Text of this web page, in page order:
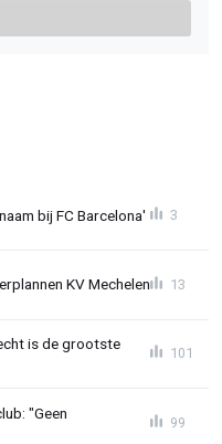
bij FC Barcelona' 3
KV Mechelen 13
is de grootste
101
"Geen
99